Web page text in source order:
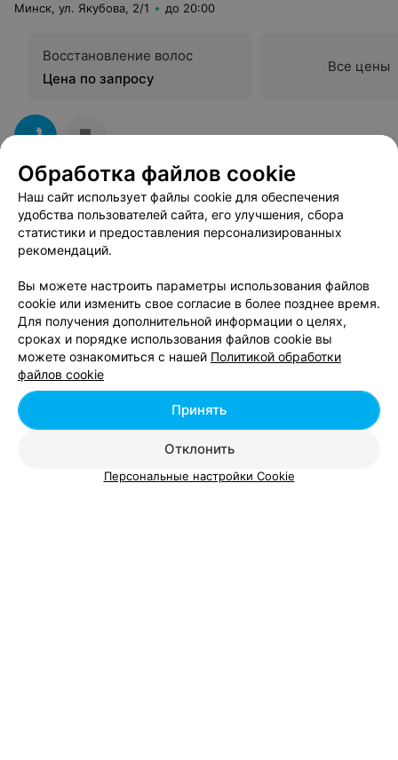
Минск, ул. Якубова, 2/1 до 20:00
Восстановление волос
Цена по запросу
Все цены
Смотрите также
Химическая завивка волос в м-р Серебрянка в
Минске
Укладка волос в м-р Серебрянка в Минске
Обработка файлов cookie
Наш сайт использует файлы cookie для обеспечения
удобства пользователей сайта, его улучшения, сбора
статистики и предоставления персонализированных
рекомендаций.
Вы можете настроить параметры использования файлов
cookie или изменить свое согласие в более позднее время.
Для получения дополнительной информации о целях,
сроках и порядке использования файлов cookie вы
можете ознакомиться с нашей Политикой обработки
файлов cookie
Отклонить
Принять
Персональные настройки Cookie